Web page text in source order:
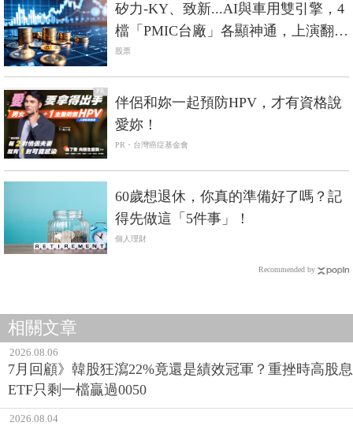
矽力-KY、致新...AI與車用雙引擎，4
檔「PMIC台廠」各顯神通，上演翻身
戰
股票
PR
伴侶和妳一起預防HPV，才有資格說
愛妳！
PR・台灣癌症基金會
60歲想退休，你真的準備好了嗎？記
得先做這「5件事」！
個人理財
Recommended by
相關文章
2026.08.06
7月回顧》韓股狂瀉22%竟還是績效冠軍？重挫時高股息
ETF只剩一檔贏過0050
2026.08.04